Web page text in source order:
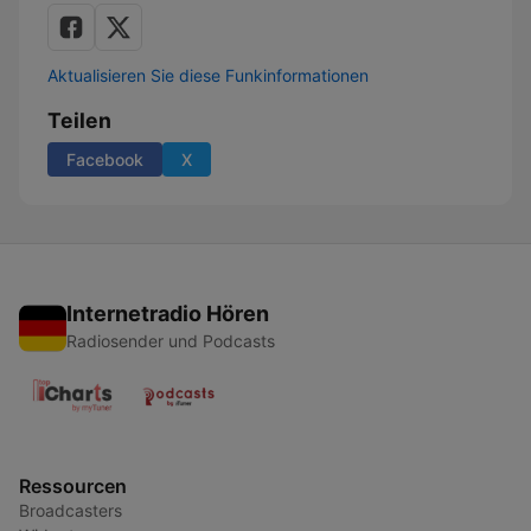
Aktualisieren Sie diese Funkinformationen
Teilen
Facebook X
Internetradio Hören
Radiosender und Podcasts
Ressourcen
Broadcasters